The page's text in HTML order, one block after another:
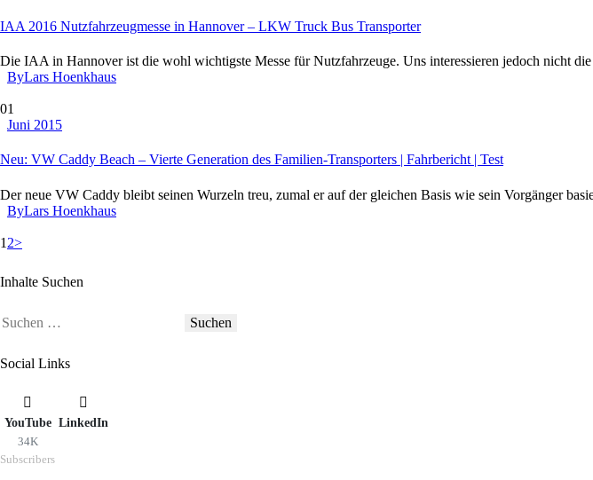
IAA 2016 Nutzfahrzeugmesse in Hannover – LKW Truck Bus Transporter
Die IAA in Hannover ist die wohl wichtigste Messe für Nutzfahrzeuge. Uns interessieren jedoch nicht
ByLars Hoenkhaus
01
Juni 2015
Neu: VW Caddy Beach – Vierte Generation des Familien-Transporters | Fahrbericht | Test
Der neue VW Caddy bleibt seinen Wurzeln treu, zumal er auf der gleichen Basis wie sein Vorgänger
ByLars Hoenkhaus
Seitennummerierung
Beiträge
Page
1 Page
2>
Inhalte Suchen
Suchen
Social Links
YouTube
34K
Subscribers
LinkedIn